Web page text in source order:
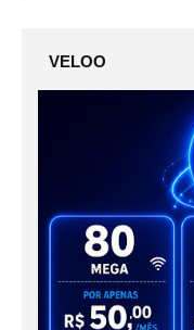
VELOO